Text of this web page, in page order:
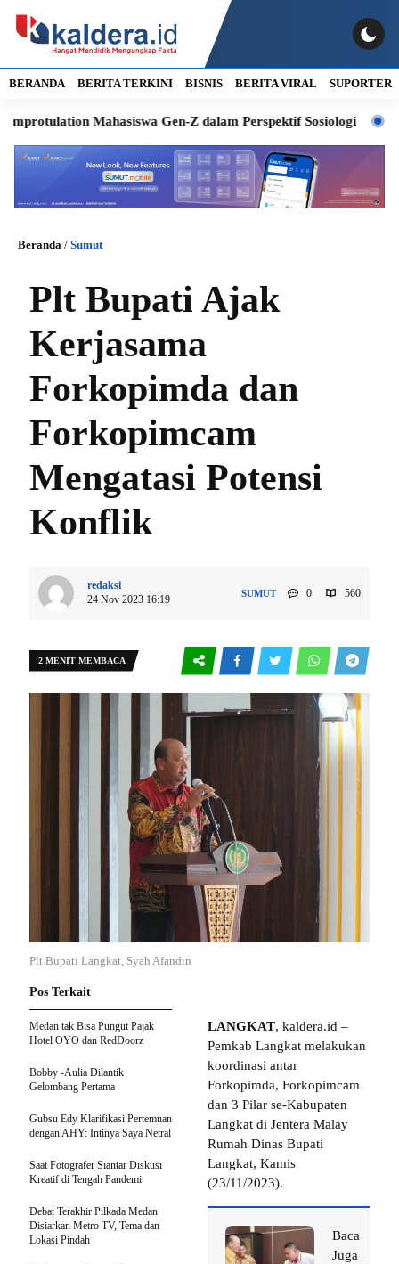
BERANDA BERITA TERKINI BISNIS BERITA VIRAL SUPORTER
Mahasiswa Gen-Z dalam Perspektif Sosiologi QRESTO
Beranda / Sumut
Plt Bupati Ajak
Kerjasama
Forkopimda dan
Forkopimcam
Mengatasi Potensi
Konflik
redaksi
24 Nov 2023 16:19
SUMUT 0 560
2 MENIT MEMBACA
Plt Bupati Langkat, Syah Afandin
LANGKAT, kaldera.id –
Pemkab Langkat melakukan
koordinasi antar
Forkopimda, Forkopimcam
dan 3 Pilar se-Kabupaten
Langkat di Jentera Malay
Rumah Dinas Bupati
Langkat, Kamis
(23/11/2023).
Baca
Juga
Pos Terkait
Medan tak Bisa Pungut Pajak
Hotel OYO dan RedDoorz
Bobby -Aulia Dilantik
Gelombang Pertama
Gubsu Edy Klarifikasi Pertemuan
dengan AHY: Intinya Saya Netral
Saat Fotografer Siantar Diskusi
Kreatif di Tengah Pandemi
Debat Terakhir Pilkada Medan
Disiarkan Metro TV, Tema dan
Lokasi Pindah